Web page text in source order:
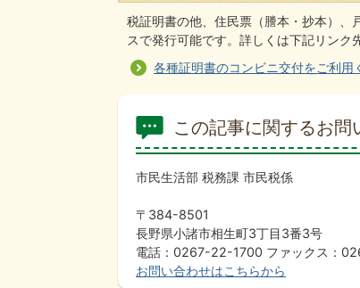
税証明書の他、住民票（謄本・抄本）、
スで発行可能です。詳しくは下記リンク
各種証明書のコンビニ交付をご利用
この記事に関するお問
市民生活部 税務課 市民税係
〒384-8501
長野県小諸市相生町3丁目3番3号
電話：0267-22-1700 ファックス：
お問い合わせはこちらから